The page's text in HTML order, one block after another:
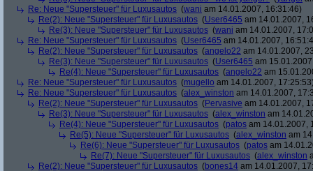
Re: Neue "Supersteuer" für Luxusautos (wani am 14.01.2007, 16:31:46)
Re(2): Neue "Supersteuer" für Luxusautos (User6465 am 14.01.2007,
Re(3): Neue "Supersteuer" für Luxusautos (wani am 14.01.2007,
Re: Neue "Supersteuer" für Luxusautos (User6465 am 14.01.2007,
Re(2): Neue "Supersteuer" für Luxusautos (angelo22 am 14.01.2007,
Re(3): Neue "Supersteuer" für Luxusautos (User6465 am
Re(4): Neue "Supersteuer" für Luxusautos (angelo22 am
Re: Neue "Supersteuer" für Luxusautos (mugello am 14.01.2007,
Re: Neue "Supersteuer" für Luxusautos (alex_winston am 14.01.2007,
Re(2): Neue "Supersteuer" für Luxusautos (Pervasive am 14.01.2007,
Re(3): Neue "Supersteuer" für Luxusautos (alex_winston am
Re(4): Neue "Supersteuer" für Luxusautos (patos am 14.01.2007,
Re(5): Neue "Supersteuer" für Luxusautos (alex_winston am
Re(6): Neue "Supersteuer" für Luxusautos (patos am
Re(7): Neue "Supersteuer" für Luxusautos (alex_winston
Re(2): Neue "Supersteuer" für Luxusautos (bones14 am 14.01.2007,